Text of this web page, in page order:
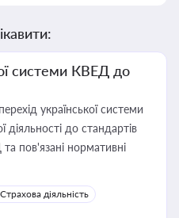
системи КВЕД до
української системи
діяльності до стандартів
пов'язані нормативні
Страхова діяльність